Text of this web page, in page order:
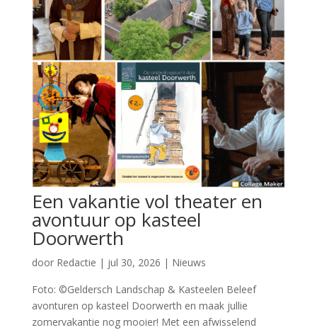
Een vakantie vol theater en
avontuur op kasteel
Doorwerth
door Redactie | jul 30, 2026 | Nieuws
Foto: ©Geldersch Landschap & Kasteelen Beleef
avonturen op kasteel Doorwerth en maak jullie
zomervakantie nog mooier! Met een afwisselend